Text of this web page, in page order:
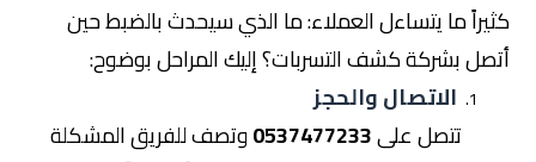
كثيراً ما يتساءل العملاء: ما الذي سيحدث بالضبط حين
أتصل بشركة كشف التسربات؟ إليك المراحل بوضوح:
الاتصال والحجز
تتصل على0537477233وتصف للفريق المشكلة